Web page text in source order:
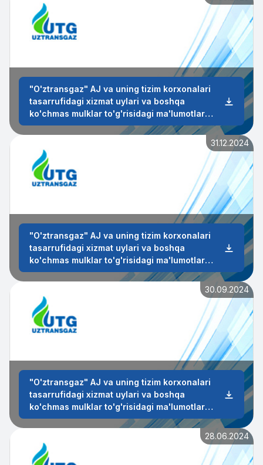
"O'ztransgaz" AJ va uning tizim korxonalari
tasarrufidagi xizmat uylari va boshqa
ko'chmas mulklar to'g'risidagi ma'lumotlar
2025-yil 1-chorak
31.12.2024
"O'ztransgaz" AJ va uning tizim korxonalari
tasarrufidagi xizmat uylari va boshqa
ko'chmas mulklar to'g'risidagi ma'lumotlar
2024-yil 4-chorak
30.09.2024
"O'ztransgaz" AJ va uning tizim korxonalari
tasarrufidagi xizmat uylari va boshqa
ko'chmas mulklar to'g'risidagi ma'lumotlar
2024-yil 3-chorak
28.06.2024